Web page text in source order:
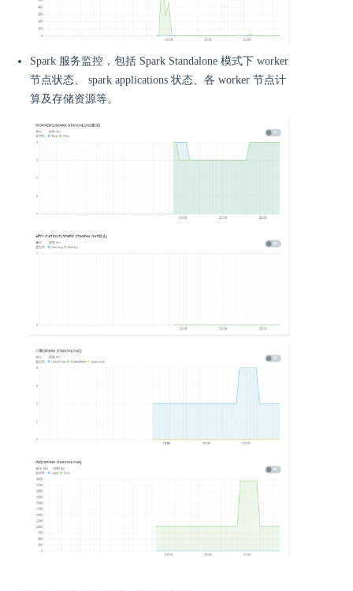
Spark 服务监控，包括 Spark Standalone 模式下 worker
节点状态、 spark applications 状态、各 worker 节点计
算及存储资源等。